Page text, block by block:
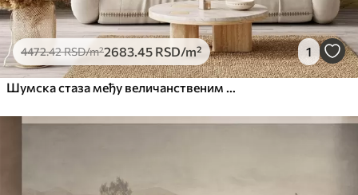
4472.42RSD/m²2683 .45 RSD/m² 1